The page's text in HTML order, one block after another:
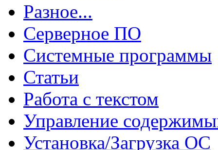
Разное...
Серверное ПО
Системные программы
Статьи
Работа с текстом
Управление
Установка/Загрузка ОС